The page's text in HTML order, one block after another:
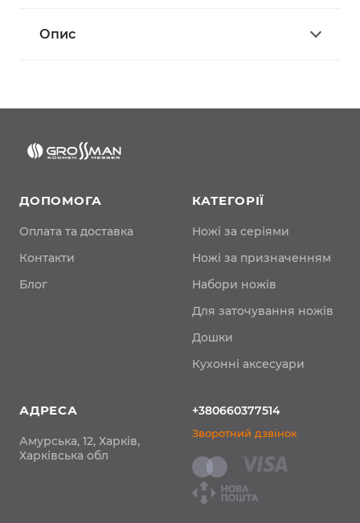
Опис
ДОПОМОГА
Оплата та доставка
Контакти
Блог
КАТЕГОРІЇ
Ножі за серіями
Ножі за призначенням
Набори ножів
Для заточування ножів
Дошки
Кухонні аксесуари
АДРЕСА
Амурська, 12, Харків,
Харківська обл
+380660377514
Зворотний дзвінок